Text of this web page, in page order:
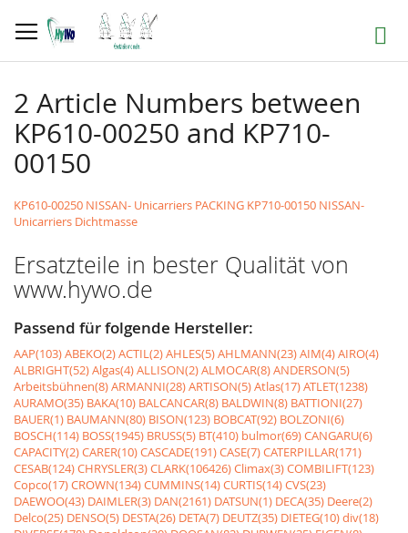
zum
Inhalt
Suche
2 Article Numbers between
KP610-00250 and KP710-
00150
KP610-00250 NISSAN- Unicarriers PACKING KP710-00150 NISSAN-
Unicarriers Dichtmasse
Ersatzteile in bester Qualität von
www.hywo.de
Passend für folgende Hersteller:
AAP(103)ABEKO(2)ACTIL(2)AHLES(5)AHLMANN(23)AIM(4)AIRO(4)
ALBRIGHT(52)Algas(4)ALLISON(2)ALMOCAR(8)ANDERSON(5)
Arbeitsbühnen(8)ARMANNI(28)ARTISON(5)Atlas(17)ATLET(1238)
AURAMO(35) BAKA(10) BALCANCAR(8) BALDWIN(8) BATTIONI(27)
BAUER(1) BAUMANN(80) BISON(123) BOBCAT(92) BOLZONI(6)
BOSCH(114) BOSS(1945) BRUSS(5) BT(410) bulmor(69)CANGARU(6)
CAPACITY(2)CARER(10)CASCADE(191)CASE(7)CATERPILLAR(171)
CESAB(124)CHRYSLER(3)CLARK(106426)Climax(3)COMBILIFT(123)
Copco(17)CROWN(134)CUMMINS(14)CURTIS(14)CVS(23)
DAEWOO(43) DAIMLER(3) DAN(2161) DATSUN(1) DECA(35) Deere(2)
Delco(25) DENSO(5) DESTA(26) DETA(7) DEUTZ(35) DIETEG(10)div(18)